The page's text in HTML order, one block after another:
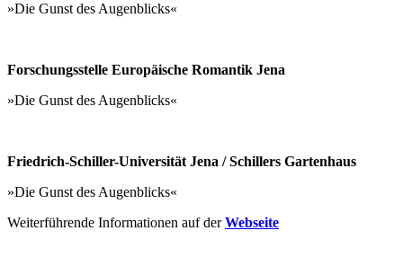
»Die Gunst des Augenblicks«
Forschungsstelle Europäische Romantik Jena
»Die Gunst des Augenblicks«
Friedrich-Schiller-Universität Jena / Schillers Gartenhaus
»Die Gunst des Augenblicks«
Weiterführende Informationen auf derWebseite